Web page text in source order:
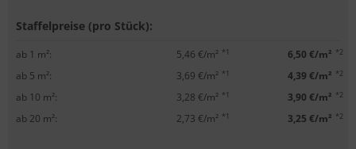
Staffelpreise (pro Stück):
ab 1 m²: 5,46 €/m² *1 6,50 €/m² *2
ab 5 m²: 3,69 €/m² *1 4,39 €/m² *2
ab 10 m²: 3,28 €/m² *1 3,90 €/m² *2
ab 20 m²: 2,73 €/m² *1 3,25 €/m² *2